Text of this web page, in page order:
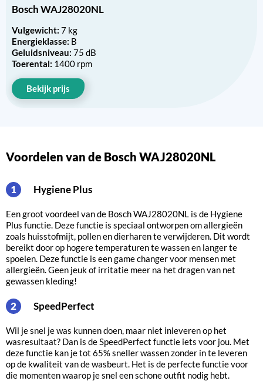
Bosch WAJ28020NL
Vulgewicht: 7 kg
Energieklasse: B
Geluidsniveau: 75 dB
Toerental: 1400 rpm
Bekijk prijs
Voordelen van de Bosch WAJ28020NL
1 Hygiene Plus
Een groot voordeel van de Bosch WAJ28020NL is de Hygiene
Plus functie. Deze functie is speciaal ontworpen om allergieën
zoals huisstofmijt, pollen en dierharen te verwijderen. Dit wordt
bereikt door op hogere temperaturen te wassen en langer te
spoelen. Deze functie is een game changer voor mensen met
allergieën. Geen jeuk of irritatie meer na het dragen van net
gewassen kleding!
2 SpeedPerfect
Wil je snel je was kunnen doen, maar niet inleveren op het
wasresultaat? Dan is de SpeedPerfect functie iets voor jou. Met
deze functie kan je tot 65% sneller wassen zonder in te leveren
op de kwaliteit van de wasbeurt. Het is de perfecte functie voor
die momenten waarop je snel een schone outfit nodig hebt.